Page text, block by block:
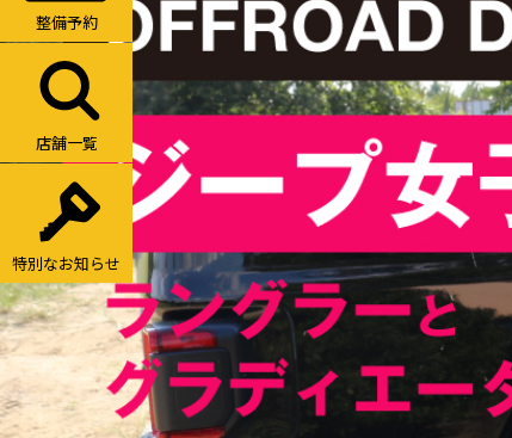
整備予約
店舗一覧
特別なお知らせ